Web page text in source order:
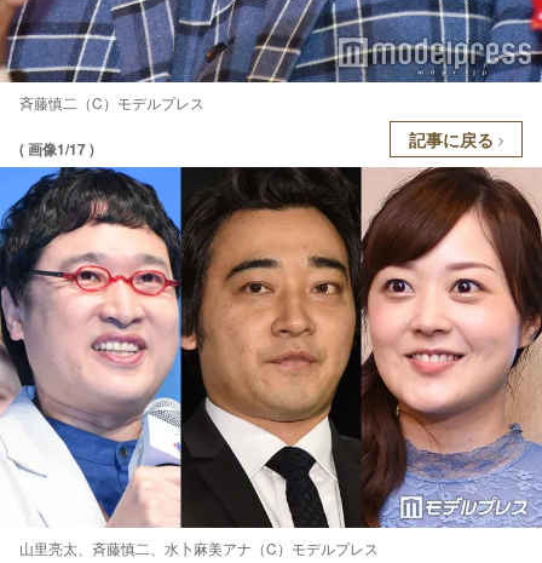
斉藤慎二（C）モデルプレス
( 画像1/17 ) 記事に戻る
山里亮太、斉藤慎二、水卜麻美アナ（C）モデルプレス